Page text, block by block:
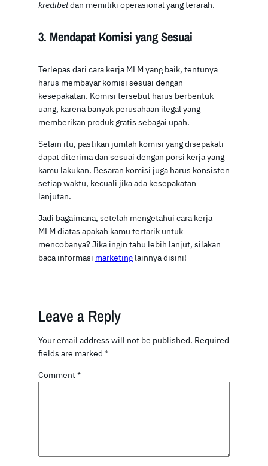
kredibeldan memiliki operasional yang terarah.
3. Mendapat Komisi yang Sesuai
Terlepas dari cara kerja MLM yang baik, tentunya
harus membayar komisi sesuai dengan
kesepakatan. Komisi tersebut harus berbentuk
uang, karena banyak perusahaan ilegal yang
memberikan produk gratis sebagai upah.
Selain itu, pastikan jumlah komisi yang disepakati
dapat diterima dan sesuai dengan porsi kerja yang
kamu lakukan. Besaran komisi juga harus konsisten
setiap waktu, kecuali jika ada kesepakatan
lanjutan.
Jadi bagaimana, setelah mengetahui cara kerja
MLM diatas apakah kamu tertarik untuk
mencobanya? Jika ingin tahu lebih lanjut, silakan
baca informasi marketing lainnya disini!
Leave a Reply
Your email address will not be published. Required
fields are marked *
Comment*